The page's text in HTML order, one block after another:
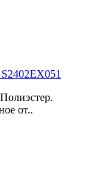
от..